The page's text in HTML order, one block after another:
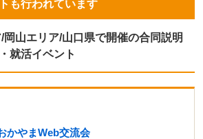
も行われています
岡山エリア/山口県で開催の合同説明
就活イベント
かやまWeb交流会